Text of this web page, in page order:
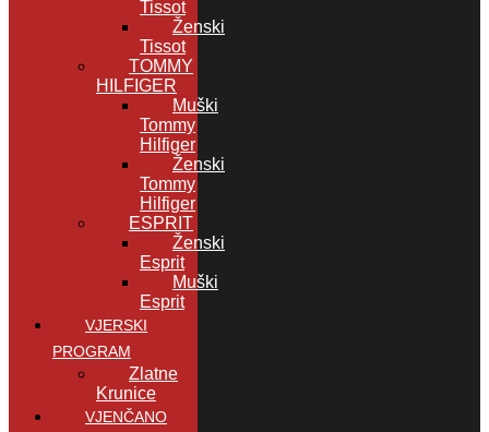
Tissot
Ženski
Tissot
TOMMY
HILFIGER
Muški
Tommy
Hilfiger
Ženski
Tommy
Hilfiger
ESPRIT
Ženski
Esprit
Muški
Esprit
VJERSKI
PROGRAM
Zlatne
Krunice
VJENČANO